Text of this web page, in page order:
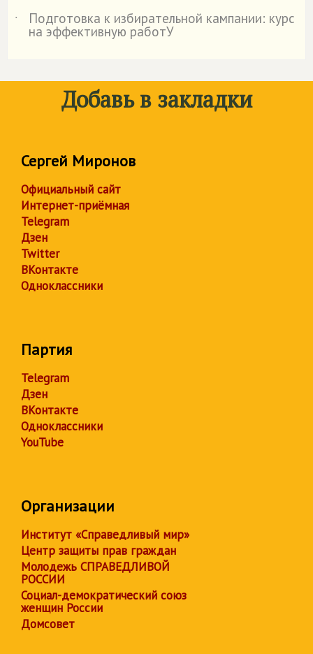
˙
Подготовка к избирательной кампании: курс
на эффективную работУ
Добавь в закладки
Сергей Миронов
Официальный сайт
Интернет-приёмная
Telegram
Дзен
Twitter
ВКонтакте
Одноклассники
Партия
Telegram
Дзен
ВКонтакте
Одноклассники
YouTube
Организации
Институт «Справедливый мир»
Центр защиты прав граждан
Молодежь СПРАВЕДЛИВОЙ
РОССИИ
Социал-демократический союз
женщин России
Домсовет